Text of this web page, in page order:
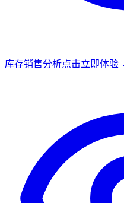
库存销售分析点击立即体验